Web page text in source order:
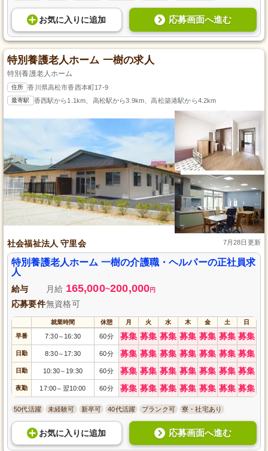
お気に入り に追加 応募画面へ進む
特別養護老人ホーム 一樹の求人
特別養護老人ホーム
住所 香川県高松市香西本町17-9
最寄駅 香西駅から1.1km、高松駅から3.9km、高松築港駅から4.2km
社会福祉法人 守里会 7月28日更新
特別養護老人ホーム 一樹の介護職・ヘルパーの正社員求
人
給与 月給 165,000~200,000円
応募要件無資格可
就業時間 休憩 月 火 水 木 金 土 日
早番 7:30～ 16:30 60分 募集 募集 募集 募集 募集 募集 募集
日勤 8:30～ 17:30 60分 募集 募集 募集 募集 募集 募集 募集
日勤 10:30～ 19:30 60分 募集 募集 募集 募集 募集 募集 募集
夜勤 17:00～ 翌10:00 60分 募集 募集 募集 募集 募集 募集 募集
50代活躍 未経験可 新卒可 40代活躍 ブランク可 寮・社宅あり
お気に入り に追加 応募画面へ進む